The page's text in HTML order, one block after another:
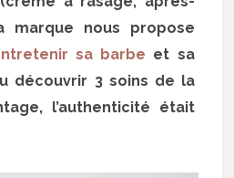
marque nous propose
sa barbe et sa
découvrir 3 soins de la
l’authenticité était